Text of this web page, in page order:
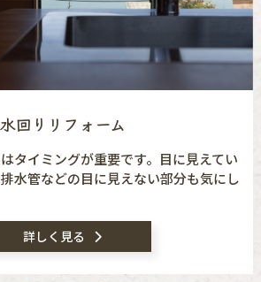
水回りリフォーム
タイミングが重要です。目に見えてい
水管などの目に見えない部分も気にし
詳しく見る